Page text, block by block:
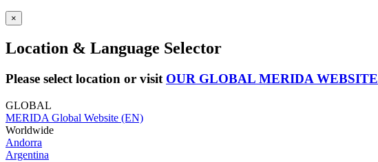
×
Location & Language Selector
Please select location or visit OUR GLOBAL MERIDA WEBSITE
GLOBAL
MERIDA Global Website (EN)
Worldwide
Andorra
Argentina